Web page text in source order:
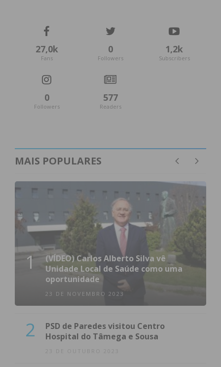
27,0k
Fans
0
Followers
1,2k
Subscribers
0
Followers
577
Readers
MAIS POPULARES
1
(VÍDEO) Carlos Alberto Silva vê
Unidade Local de Saúde como uma
oportunidade
23 DE NOVEMBRO 2023
2
PSD de Paredes visitou Centro
Hospital do Tâmega e Sousa
23 DE OUTUBRO 2023